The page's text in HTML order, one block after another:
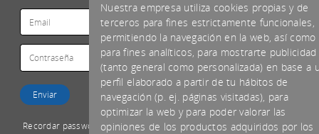
Recordar password
Nuestra empresa utiliza cookies propias y de
terceros para fines estrictamente funcionales,
permitiendo la navegación en la web, así como
para fines analíticos, para mostrarte publicidad
(tanto general como personalizada) en base a
perfil elaborado a partir de tu hábitos de
navegación (p. ej. páginas visitadas), para
optimizar la web y para poder valorar las
opiniones de los productos adquiridos por los